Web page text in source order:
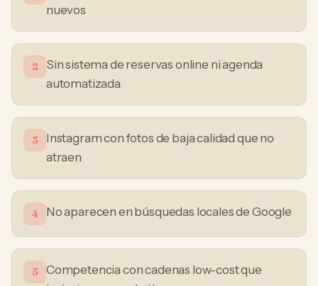
nuevos
2
Sin sistema de reservas online ni agenda
automatizada
3
Instagram con fotos de baja calidad que no
atraen
4 No aparecen en búsquedas locales de Google
5
Competencia con cadenas low-cost que